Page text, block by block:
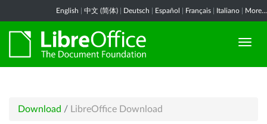
English 中文 (简体) Deutsch Español Français Italiano More...
Download / LibreOffice Download